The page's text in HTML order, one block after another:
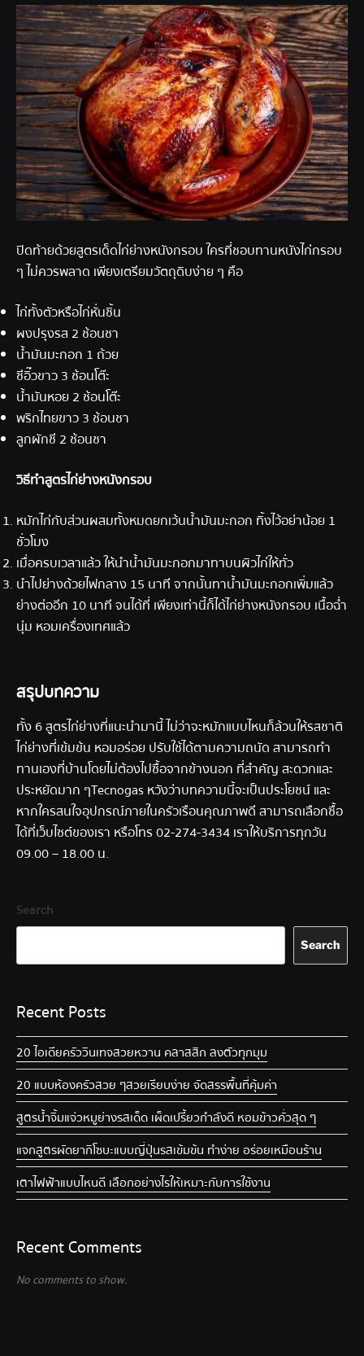
ปิดท้ายด้วยสูตรเด็ดไก่ย่างหนังกรอบ ใครที่ชอบทานหนังไก่กรอบ
ๆ ไม่ควรพลาด เพียงเตรียมวัตถุดิบง่าย ๆ คือ
ไก่ทั้งตัวหรือไก่หั่นชิ้น
ผงปรุงรส 2 ช้อนชา
น้ำมันมะกอก 1 ถ้วย
ซีอิ๊วขาว 3 ช้อนโต๊ะ
น้ำมันหอย 2 ช้อนโต๊ะ
พริกไทยขาว 3 ช้อนชา
ลูกผักชี 2 ช้อนชา
วิธีทำสูตรไก่ย่างหนังกรอบ
หมักไก่กับส่วนผสมทั้งหมดยกเว้นน้ำมันมะกอก ทิ้งไว้อย่าน้อย 1
ชั่วโมง
เมื่อครบเวลาแล้ว ให้นำน้ำมันมะกอกมาทาบนผิวไก่ให้ทั่ว
นำไปย่างด้วยไฟกลาง 15 นาที จากนั้นทาน้ำมันมะกอกเพิ่มแล้ว
ย่างต่ออีก 10 นาที จนได้ที่ เพียงเท่านี้ก็ได้ไก่ย่างหนังกรอบ เนื้อฉ่ำ
นุ่ม หอมเครื่องเทศแล้ว
สรุปบทความ
ทั้ง 6 สูตรไก่ย่างที่แนะนำมานี้ ไม่ว่าจะหมักแบบไหนก็ล้วนให้รสชาติ
ไก่ย่างที่เข้มข้น หอมอร่อย ปรับใช้ได้ตามความถนัด สามารถทำ
ทานเองที่บ้านโดยไม่ต้องไปซื้อจากข้างนอก ที่สำคัญ สะดวกและ
ประหยัดมาก ๆTecnogasหวังว่าบทความนี้จะเป็นประโยชน์ และ
หากใครสนใจอุปกรณ์ภายในครัวเรือนคุณภาพดี สามารถเลือกซื้อ
ได้ที่เว็บไซต์ของเรา หรือโทร02-274-3434เราให้บริการทุกวัน
09.00 – 18.00 น.
Search
Search
Recent Posts
20 ไอเดียครัววินเทจ สวยหวาน คลาสสิก ลงตัวทุกมุม
20 แบบห้องครัวสวย ๆ สวยเรียบง่าย จัดสรรพื้นที่คุ้มค่า
สูตรน้ำจิ้มแจ่วหมูย่าง รสเด็ด เผ็ดเปรี้ยวกำลังดี หอมข้าวคั่วสุด ๆ
แจกสูตรผัดยากิโซบะแบบญี่ปุ่น รสเข้มข้น ทำง่าย อร่อยเหมือนร้าน
เตาไฟฟ้าแบบไหนดี เลือกอย่างไรให้เหมาะกับการใช้งาน
Recent Comments
No comments to show.